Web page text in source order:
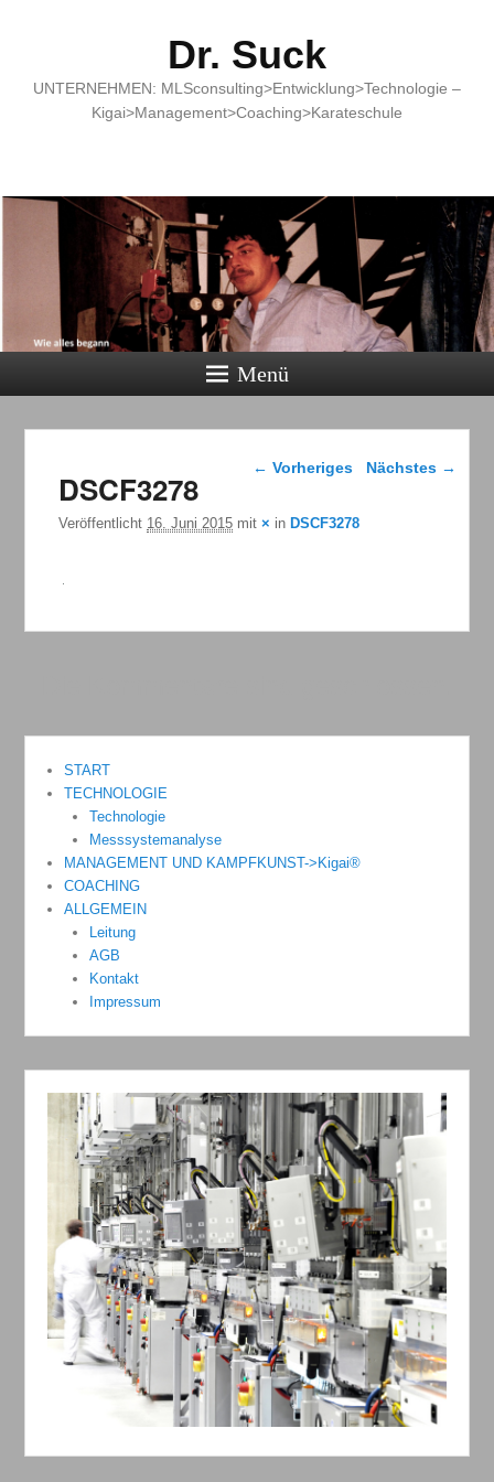
Dr. Suck
UNTERNEHMEN: MLSconsulting>Entwicklung>Technologie –
Kigai>Management>Coaching>Karateschule
Menü
Bilder-Navigation
← Vorheriges Nächstes →
DSCF3278
Veröffentlicht 16. Juni 2015 mit× in DSCF3278
START
TECHNOLOGIE
Technologie
Messsystemanalyse
MANAGEMENT UND KAMPFKUNST->Kigai®
COACHING
ALLGEMEIN
Leitung
AGB
Kontakt
Impressum